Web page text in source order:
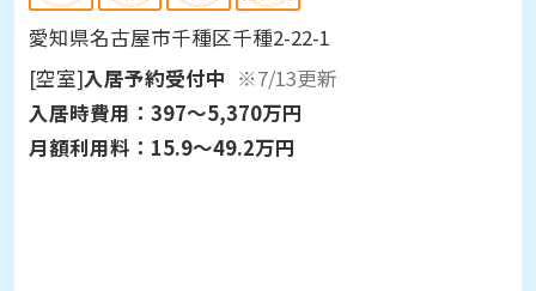
愛知県名古屋市千種区千種2-22-1
[空室]入居予約受付中 ※7/13更新
入居時費用： 397～5,370万円
月額利用料： 15.9～49.2万円